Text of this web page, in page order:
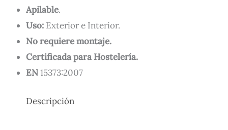
Apilable.
Uso: Exterior e Interior.
No requiere montaje.
Certificada para Hostelería.
EN15373:2007
Descripción